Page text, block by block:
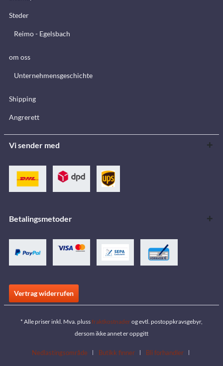
Steder
Reimo - Egelsbach
om oss
Unternehmensgeschichte
Shipping
Angrerett
Vi sender med
Betalingsmetoder
Vertrag widerrufen
* Alle priser inkl. Mva. plussfraktkostnaderog evtl. postoppkravsgebyr,
dersom ikke annet er oppgitt
Nedlastingsområde Butikk finner
Bli forhandler